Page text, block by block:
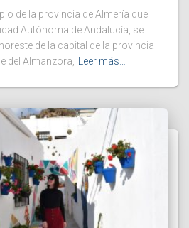
de la provincia de Almería que
Autónoma de Andalucía, se
de la capital de la provincia
del Almanzora, Leer más…